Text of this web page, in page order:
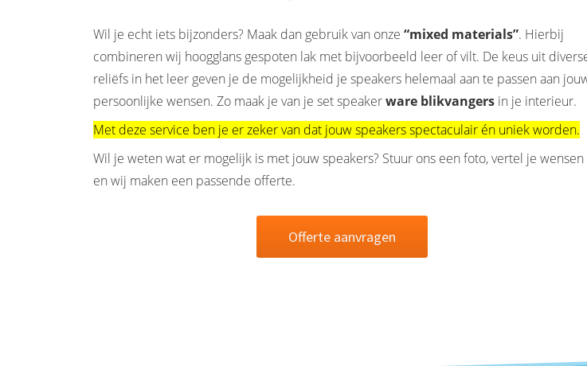
Wil je echt iets bijzonders? Maak dan gebruik van onze “mixed materials”. Hierbij
combineren wij hoogglans gespoten lak met bijvoorbeeld leer of vilt. De keus uit
reliëfs in het leer geven je de mogelijkheid je speakers helemaal aan te passen aan
persoonlijke wensen. Zo maak je van je set speakerware blikvangers in je interieur.
Met deze service ben je er zeker van dat jouw speakers spectaculair én uniek worden.
Wil je weten wat er mogelijk is met jouw speakers? Stuur ons een foto, vertel je wensen
en wij maken een passende offerte.
Offerte aanvragen